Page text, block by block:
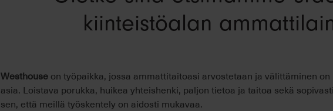
kiinteistöalan
Westhouse on työpaikka, jossa ammattitaitoasi arvostetaan ja välittäminen
asia. Loistava porukka, huikea yhteishenki, paljon tietoa ja taitoa sekä
sen, että meillä työskentely on aidosti mukavaa.